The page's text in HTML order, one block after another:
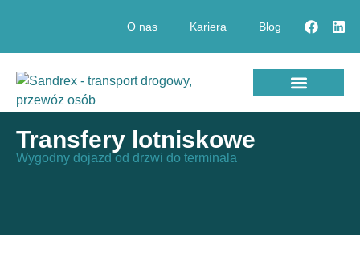
O nas Kariera Blog
Transfery lotniskowe
Wygodny dojazd od drzwi do terminala